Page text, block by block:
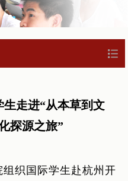
走进“从本草到文
探源之旅”
织国际学生赴杭州开